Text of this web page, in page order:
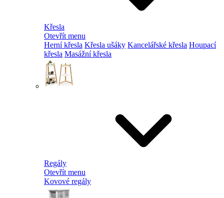
Křesla
Otevřít menu
Herní křesla Křesla ušáky Kancelářské křesla Houpací
křesla Masážní křesla
Regály
Otevřít menu
Kovové regály